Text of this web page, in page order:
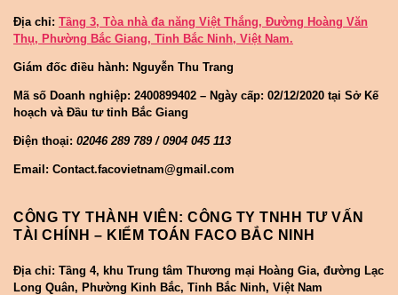
Địa chỉ: Tầng 3, Tòa nhà đa năng Việt Thắng, Đường Hoàng Văn
Thụ, Phường Bắc Giang, Tỉnh Bắc Ninh, Việt Nam.
Giám đốc điều hành: Nguyễn Thu Trang
Mã số Doanh nghiệp: 2400899402 – Ngày cấp: 02/12/2020 tại Sở Kế
hoạch và Đầu tư tỉnh Bắc Giang
Điện thoại: 02046 289 789 / 0904 045 113
Email: Contact.facovietnam@gmail.com
CÔNG TY THÀNH VIÊN: CÔNG TY TNHH TƯ VẤN
TÀI CHÍNH – KIỂM TOÁN FACO BẮC NINH
Địa chỉ: Tầng 4, khu Trung tâm Thương mại Hoàng Gia, đường Lạc
Long Quân, Phường Kinh Bắc, Tỉnh Bắc Ninh, Việt Nam